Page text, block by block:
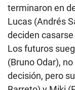
terminaron en
Lucas (Andrés
deciden
Los futuros
(Bruno Odar),
decisión, pero